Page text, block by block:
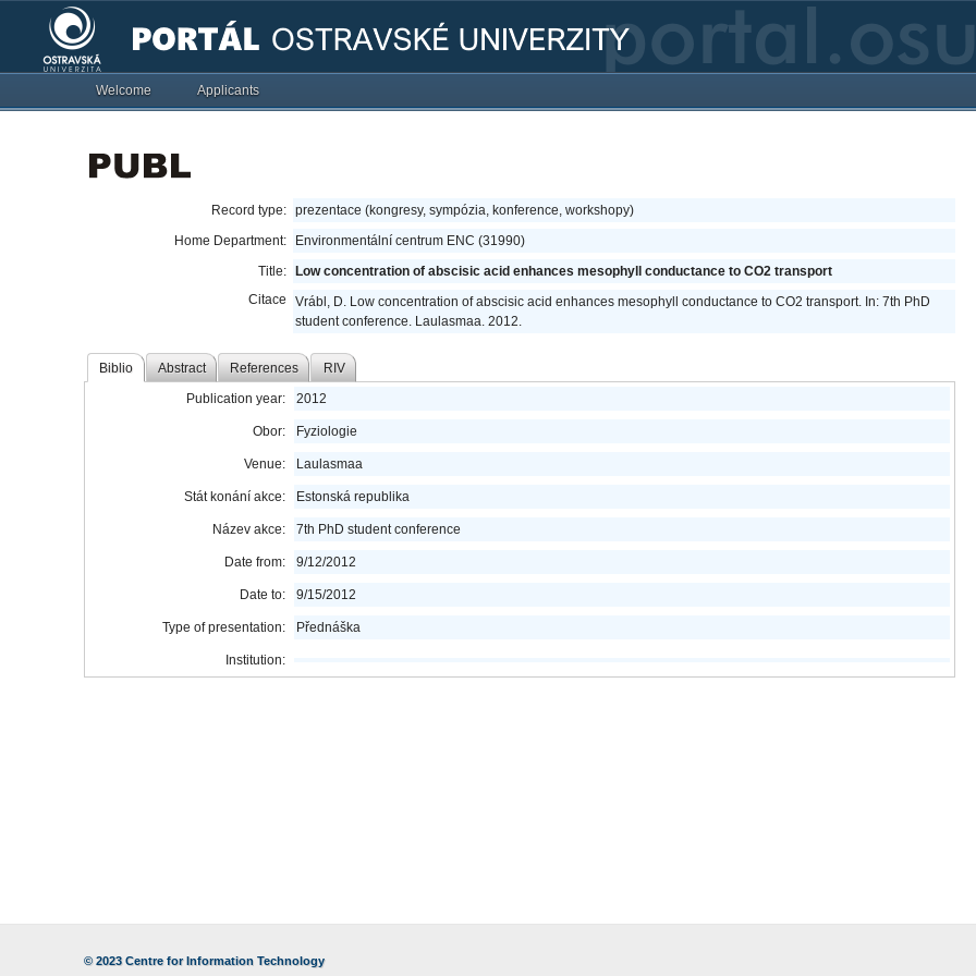
Welcome Applicants
Record type: prezentace (kongresy, sympózia, konference, workshopy)
Home Department:
Environmentální centrum ENC (31990)
Title:
Low concentration of abscisic acid enhances mesophyll conductance to CO2 transport
Citace
Vrábl, D. Low concentration of abscisic acid enhances mesophyll conductance to CO2 transport. In: 7th PhD
student conference. Laulasmaa. 2012.
Biblio Abstract References RIV
Publication year: 2012
Obor: Fyziologie
Venue: Laulasmaa
Stát konání akce: Estonská republika
Název akce: 7th PhD student conference
Date from: 9/12/2012
Date to: 9/15/2012
Type of presentation: Přednáška
Institution:
© 2023Centre for Information Technology